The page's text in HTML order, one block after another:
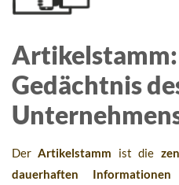
Gedächtnis
DerArtikelstamm ist die
dauerhaften